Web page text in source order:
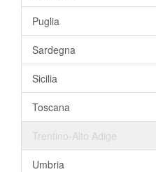
Puglia
Sardegna
Sicilia
Toscana
Trentino-Alto Adige
Umbria